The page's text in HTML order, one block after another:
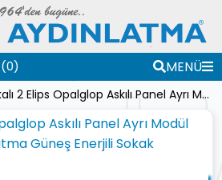
(0)
MENÜ
Şapkalı 2 Elips Opalglop Askılı Panel Ayrı Modül 2x30w Solar Aydınlatma Güneş Enerjili Sokak Lambası
Askılı Panel Ayrı Modül
Güneş Enerjili Sokak